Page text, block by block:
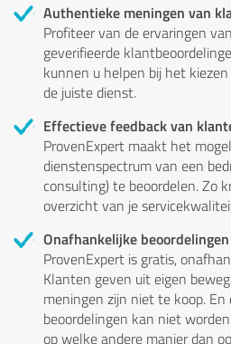
Authentieke meningen van
Profiteer van de ervaringen
geverifieerde
kunnen u helpen bij het
de juiste dienst.
Effectieve feedback van
ProvenExpert maakt het
dienstenspectrum van een
consulting) te beoordelen. Zo
overzicht van je
Onafhankelijke beoordelingen
ProvenExpert is gratis,
Klanten geven uit eigen
meningen zijn niet te koop. En
beoordelingen kan niet
op welke andere manier dan